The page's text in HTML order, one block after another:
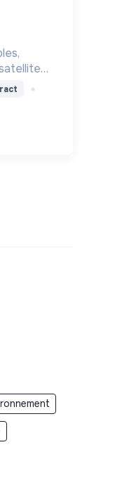
et